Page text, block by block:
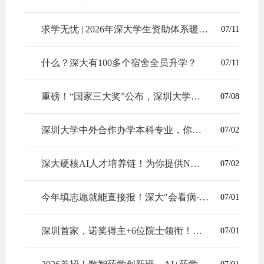
07/11
求学无忧 | 2026年深大学生资助体系暖心上线
07/11
什么？深大有100多个宿舍全员升学？
07/08
重磅！“国家三大奖”公布，深圳大学牵头3项成果获奖！
07/02
深圳大学中外合作办学本科专业，你想知道的招生资讯都在这！
07/02
深大硬核AI人才培养链！为你提供N种选择！
07/01
今年填志愿就能直接报！深大"会看病·懂AI·能创新"的智慧医学创新班来了
07/01
深圳首家，诺奖得主+6位院士领衔！「医学+」融合AI 3大创新班上新